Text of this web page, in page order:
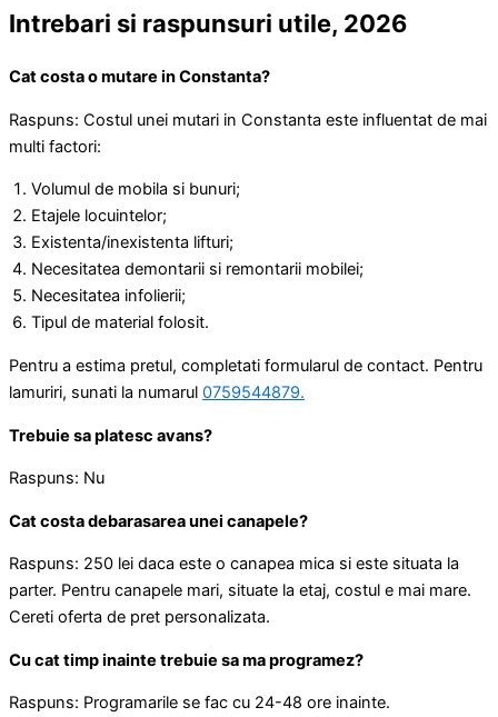
Intrebari si raspunsuri utile, 2026
Cat costa o mutare in Constanta?
Raspuns: Costul unei mutari in Constanta este influentat de mai
multi factori:
Volumul de mobila si bunuri;
Etajele locuintelor;
Existenta/inexistenta lifturi;
Necesitatea demontarii si remontarii mobilei;
Necesitatea infolierii;
Tipul de material folosit.
Pentru a estima pretul, completati formularul de contact. Pentru
lamuriri, sunati la numarul 0759544879.
Trebuie sa platesc avans?
Raspuns: Nu
Cat costa debarasarea unei canapele?
Raspuns: 250 lei daca este o canapea mica si este situata la
parter. Pentru canapele mari, situate la etaj, costul e mai mare.
Cereti oferta de pret personalizata.
Cu cat timp inainte trebuie sa ma programez?
Raspuns: Programarile se fac cu 24-48 ore inainte.